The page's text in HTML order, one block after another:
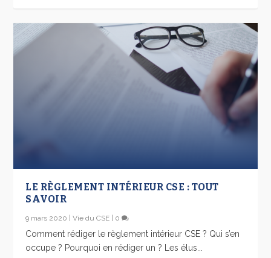
LE RÈGLEMENT INTÉRIEUR CSE : TOUT
SAVOIR
9 mars 2020 |Vie du CSE | 0
Comment rédiger le règlement intérieur CSE ? Qui s’en
occupe ? Pourquoi en rédiger un ? Les élus...